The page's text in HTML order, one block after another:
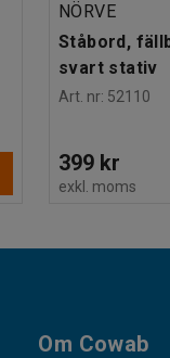
NÖRVE
Ståbord,
svart stativ
Art. nr: 52110
399 kr
exkl. moms
Om Cowab